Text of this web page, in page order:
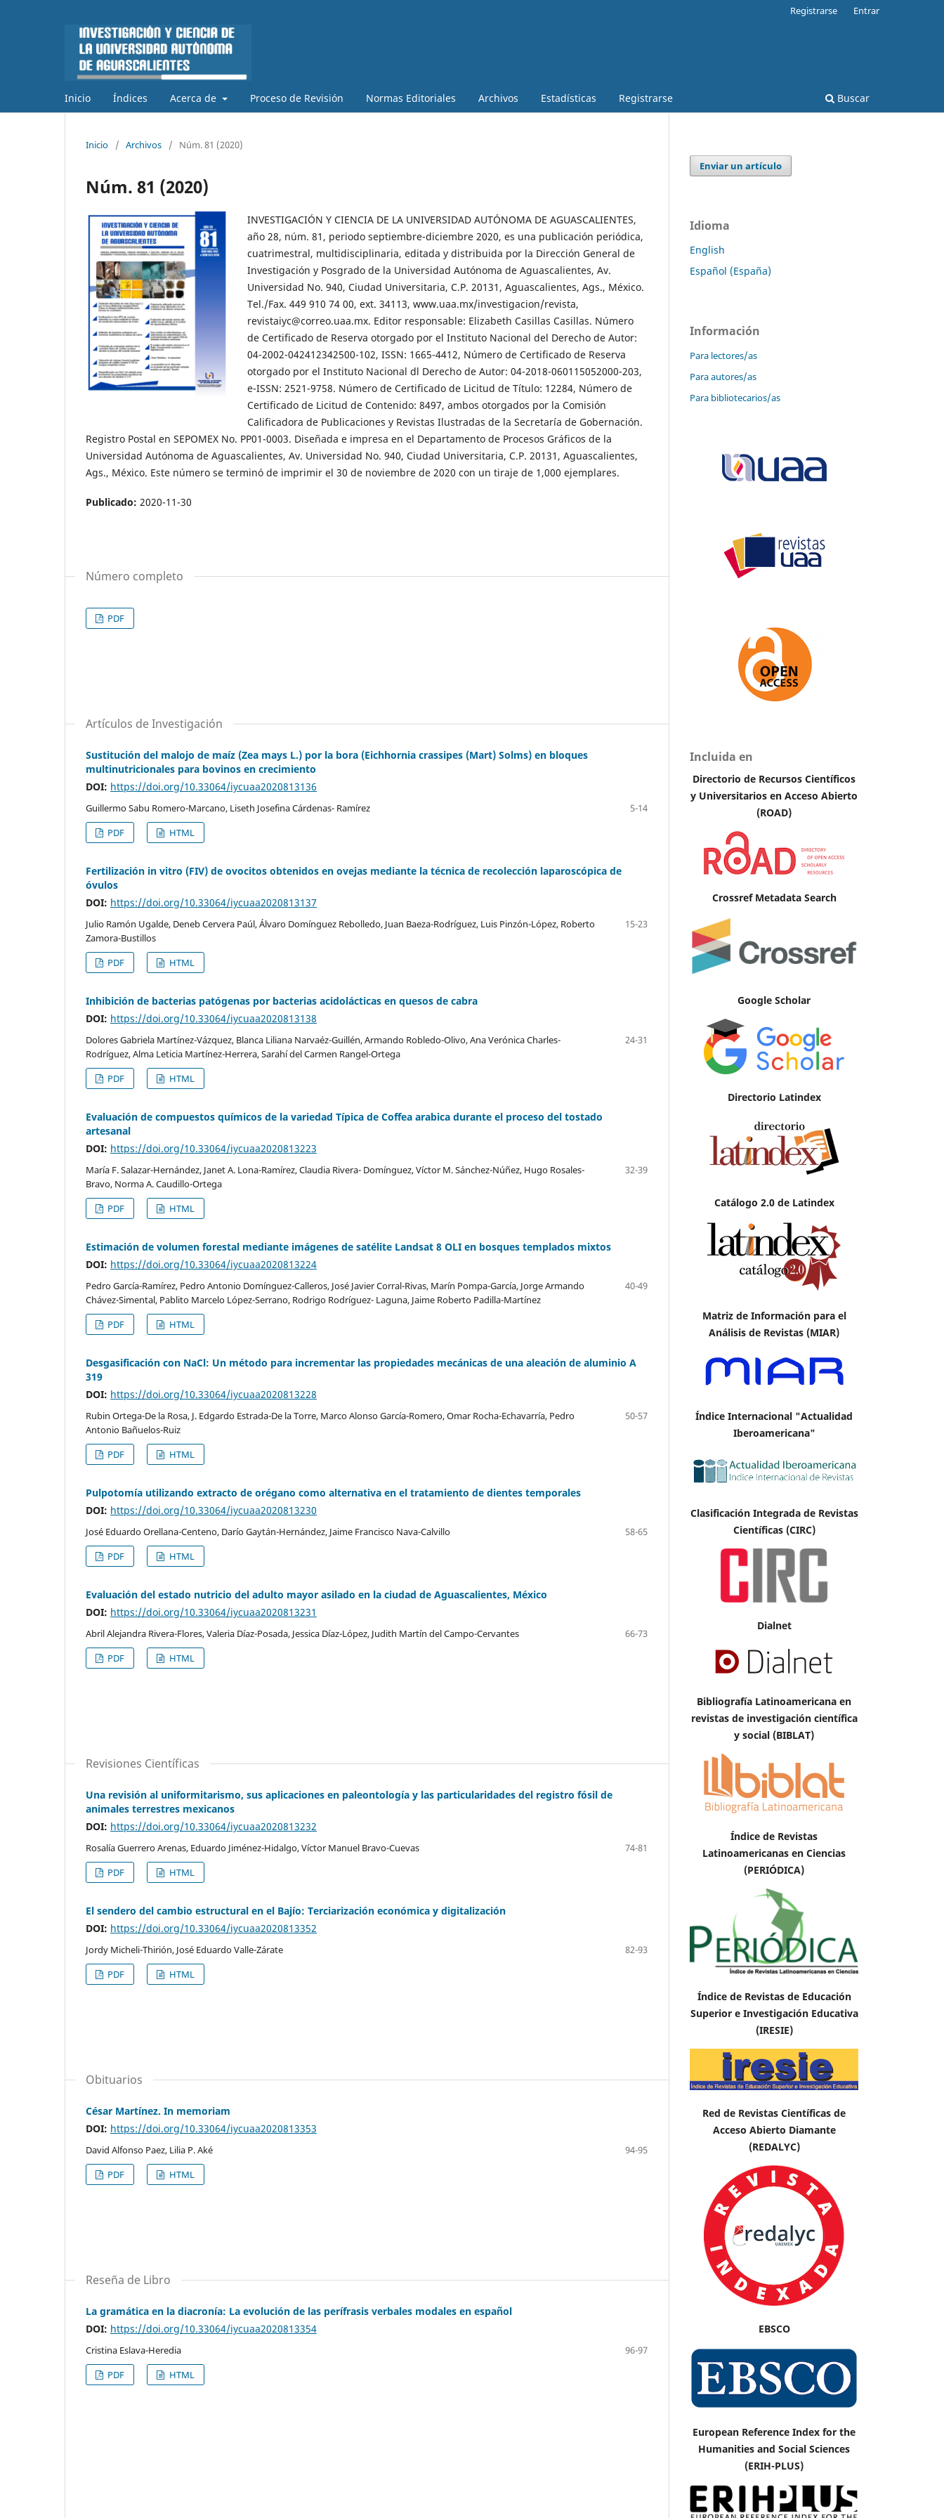
Inicio Índices Acerca de Proceso de Revisión Normas Editoriales Archivos Estadísticas Registrarse Buscar
Registrarse Entrar
Inicio / Archivos / Núm. 81 (2020)
Núm. 81 (2020)
INVESTIGACIÓN Y CIENCIA DE LA UNIVERSIDAD AUTÓNOMA DE AGUASCALIENTES,
año 28, núm. 81, periodo septiembre-diciembre 2020, es una publicación periódica,
cuatrimestral, multidisciplinaria, editada y distribuida por la Dirección General de
Investigación y Posgrado de la Universidad Autónoma de Aguascalientes, Av.
Universidad No. 940, Ciudad Universitaria, C.P. 20131, Aguascalientes, Ags., México.
Tel./Fax. 449 910 74 00, ext. 34113, www.uaa.mx/investigacion/revista,
revistaiyc@correo.uaa.mx. Editor responsable: Elizabeth Casillas Casillas. Número
de Certificado de Reserva otorgado por el Instituto Nacional del Derecho de Autor:
04-2002-042412342500-102, ISSN: 1665-4412, Número de Certificado de Reserva
otorgado por el Instituto Nacional dl Derecho de Autor: 04-2018-060115052000-203,
e-ISSN: 2521-9758. Número de Certificado de Licitud de Título: 12284, Número de
Certificado de Licitud de Contenido: 8497, ambos otorgados por la Comisión
Calificadora de Publicaciones y Revistas Ilustradas de la Secretaría de Gobernación.
Registro Postal en SEPOMEX No. PP01-0003. Diseñada e impresa en el Departamento de Procesos Gráficos de la
Universidad Autónoma de Aguascalientes, Av. Universidad No. 940, Ciudad Universitaria, C.P. 20131, Aguascalientes,
Ags., México. Este número se terminó de imprimir el 30 de noviembre de 2020 con un tiraje de 1,000 ejemplares.
Publicado: 2020-11-30
Número completo
PDF
Artículos de Investigación
Sustitución del malojo de maíz (Zea mays L.) por la bora (Eichhornia crassipes (Mart) Solms) en bloques
multinutricionales para bovinos en crecimiento
DOI: https://doi.org/10.33064/iycuaa2020813136
Guillermo Sabu Romero-Marcano, Liseth Josefina Cárdenas- Ramírez
5-14
PDF
HTML
Fertilización in vitro (FIV) de ovocitos obtenidos en ovejas mediante la técnica de recolección laparoscópica de
óvulos
DOI: https://doi.org/10.33064/iycuaa2020813137
Julio Ramón Ugalde, Deneb Cervera Paúl, Álvaro Domínguez Rebolledo, Juan Baeza-Rodríguez, Luis Pinzón-López, Roberto
Zamora-Bustillos
15-23
PDF HTML
Inhibición de bacterias patógenas por bacterias acidolácticas en quesos de cabra
DOI: https://doi.org/10.33064/iycuaa2020813138
Dolores Gabriela Martínez-Vázquez, Blanca Liliana Narvaéz-Guillén, Armando Robledo-Olivo, Ana Verónica Charles-
Rodríguez, Alma Leticia Martínez-Herrera, Sarahí del Carmen Rangel-Ortega
24-31
PDF HTML
Evaluación de compuestos químicos de la variedad Típica de Coffea arabica durante el proceso del tostado
artesanal
DOI: https://doi.org/10.33064/iycuaa2020813223
María F. Salazar-Hernández, Janet A. Lona-Ramírez, Claudia Rivera- Domínguez, Víctor M. Sánchez-Núñez, Hugo Rosales-
Bravo, Norma A. Caudillo-Ortega
32-39
PDF HTML
Estimación de volumen forestal mediante imágenes de satélite Landsat 8 OLI en bosques templados mixtos
DOI: https://doi.org/10.33064/iycuaa2020813224
Pedro García-Ramírez, Pedro Antonio Domínguez-Calleros, José Javier Corral-Rivas, Marín Pompa-García, Jorge Armando
Chávez-Simental, Pablito Marcelo López-Serrano, Rodrigo Rodríguez- Laguna, Jaime Roberto Padilla-Martínez
40-49
PDF HTML
Desgasificación con NaCl: Un método para incrementar las propiedades mecánicas de una aleación de aluminio A
319
DOI: https://doi.org/10.33064/iycuaa2020813228
Rubin Ortega-De la Rosa, J. Edgardo Estrada-De la Torre, Marco Alonso García-Romero, Omar Rocha-Echavarría, Pedro
Antonio Bañuelos-Ruiz
50-57
PDF HTML
Pulpotomía utilizando extracto de orégano como alternativa en el tratamiento de dientes temporales
DOI: https://doi.org/10.33064/iycuaa2020813230
José Eduardo Orellana-Centeno, Darío Gaytán-Hernández, Jaime Francisco Nava-Calvillo
58-65
PDF
HTML
Evaluación del estado nutricio del adulto mayor asilado en la ciudad de Aguascalientes, México
DOI: https://doi.org/10.33064/iycuaa2020813231
Abril Alejandra Rivera-Flores, Valeria Díaz-Posada, Jessica Díaz-López, Judith Martín del Campo-Cervantes
66-73
PDF
HTML
Revisiones Científicas
Una revisión al uniformitarismo, sus aplicaciones en paleontología y las particularidades del registro fósil de
animales terrestres mexicanos
DOI: https://doi.org/10.33064/iycuaa2020813232
Rosalía Guerrero Arenas, Eduardo Jiménez-Hidalgo, Víctor Manuel Bravo-Cuevas
74-81
PDF
HTML
El sendero del cambio estructural en el Bajío: Terciarización económica y digitalización
DOI: https://doi.org/10.33064/iycuaa2020813352
Jordy Micheli-Thirión, José Eduardo Valle-Zárate
82-93
PDF
HTML
Obituarios
César Martínez. In memoriam
DOI: https://doi.org/10.33064/iycuaa2020813353
David Alfonso Paez, Lilia P. Aké
94-95
PDF
HTML
Reseña de Libro
La gramática en la diacronía: La evolución de las perífrasis verbales modales en español
DOI: https://doi.org/10.33064/iycuaa2020813354
Cristina Eslava-Heredia
96-97
PDF
HTML
Enviar un artículo
Idioma
English
Español (España)
Información
Para lectores/as
Para autores/as
Para bibliotecarios/as
Incluida en
Directorio de Recursos Científicos
y Universitarios en Acceso Abierto
(ROAD)
Crossref Metadata Search
Google Scholar
Directorio Latindex
Catálogo 2.0 de Latindex
Matriz de Información para el
Análisis de Revistas (MIAR)
Índice Internacional "Actualidad
Iberoamericana"
Clasificación Integrada de Revistas
Científicas (CIRC)
Dialnet
Bibliografía Latinoamericana en
revistas de investigación científica
y social (BIBLAT)
Índice de Revistas
Latinoamericanas en Ciencias
(PERIÓDICA)
Índice de Revistas de Educación
Superior e Investigación Educativa
(IRESIE)
Red de Revistas Científicas de
Acceso Abierto Diamante
(REDALYC)
EBSCO
European Reference Index for the
Humanities and Social Sciences
(ERIH-PLUS)